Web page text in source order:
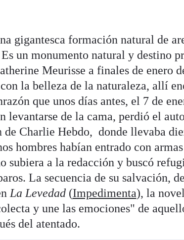
gigantesca formación natural de
un monumento natural y destino
Meurisse a finales de enero
la belleza de la naturaleza, allí
que unos días antes, el 7 de
levantarse de la cama, perdió el
Charlie Hebdo, donde llevaba
hombres habían entrado con
subiera a la redacción y buscó
La secuencia de su salvación,
La Levedad (Impedimenta), la
y une las emociones" de
del atentado.